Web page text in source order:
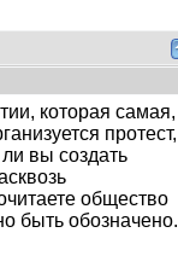
которая самая,
протест,
вы создать
общество
быть обозначено.